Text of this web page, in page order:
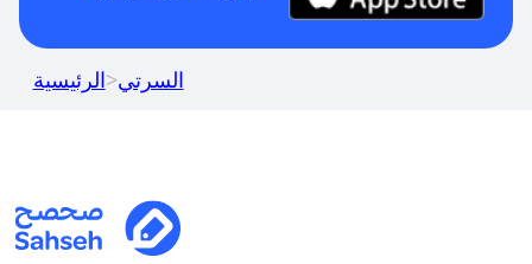
الرئيسية>السرتي